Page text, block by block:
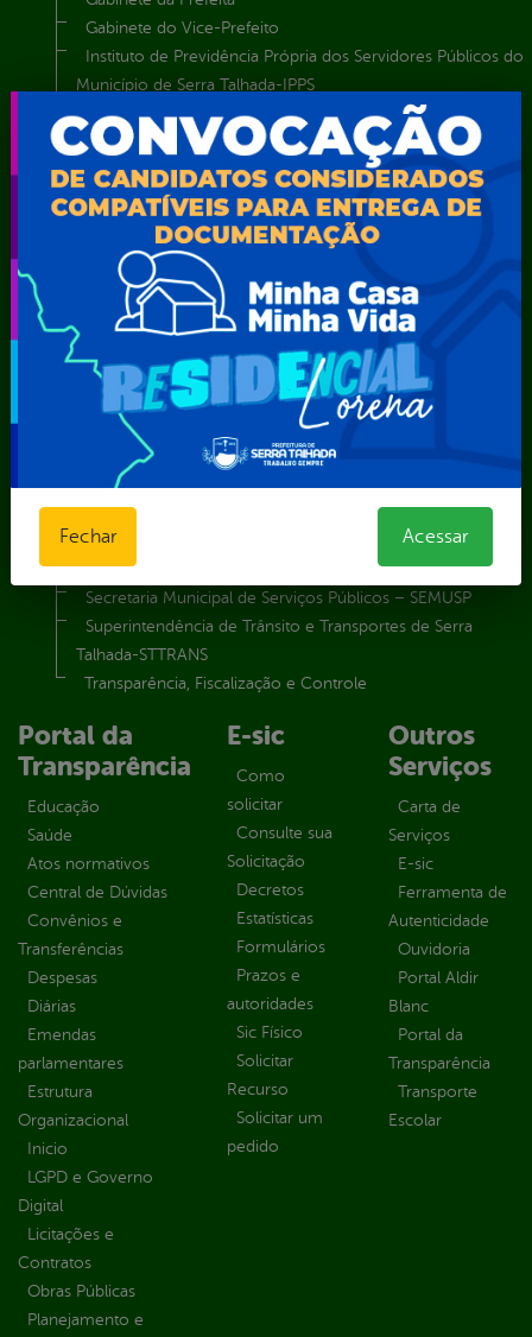
Gabinete do Vice-Prefeito
Instituto de Previdência Própria dos Servidores Públicos do
Município de Serra Talhada-IPPS
Obras e Infraestrutura
Procuradoria Geral do Município
Secretaria de Comunicação Social e Audiovisual
Secretaria de Desenvolvimento Econômico e Turismo
Secretaria de Iluminação Pública e Energia Elétrica
Secretaria Municipal da Mulher – SEMU
Secretaria Municipal de Administração – SAD
Secretaria Municipal de Agricultura e Recursos Hídricos –
SEMARH / Secretaria de Agricultura Familiar – SEMAF
Secretaria Municipal de Educação – SEST
Secretaria Municipal de Esporte e Lazer – SEMEL
Secretaria Municipal de Finanças – SECFIN
Secretaria Municipal de Governo – SEGOV
Secretaria Municipal de Meio Ambiente – SEMA
Secretaria Municipal de Planejamento e Gestão – SEPLAG
Secretaria Municipal de Relações Institucionais – SEMRI
Secretaria Municipal de Saúde – SMS
Secretaria Municipal de Serviços Públicos – SEMUSP
Superintendência de Trânsito e Transportes de Serra
Talhada-STTRANS
Transparência, Fiscalização e Controle
Portal da
Transparência
Educação
Saúde
Atos normativos
Central de Dúvidas
Convênios e
Transferências
Despesas
Diárias
Emendas
parlamentares
Estrutura
Organizacional
Inicio
LGPD e Governo
Digital
Licitações e
Contratos
Obras Públicas
Planejamento e
E-sic
Como
solicitar
Consulte sua
Solicitação
Decretos
Estatísticas
Formulários
Prazos e
autoridades
Sic Físico
Solicitar
Recurso
Solicitar um
pedido
Outros
Serviços
Carta de
Serviços
E-sic
Ferramenta de
Autenticidade
Ouvidoria
Portal Aldir
Blanc
Portal da
Transparência
Transporte
Escolar
Fechar Acessar